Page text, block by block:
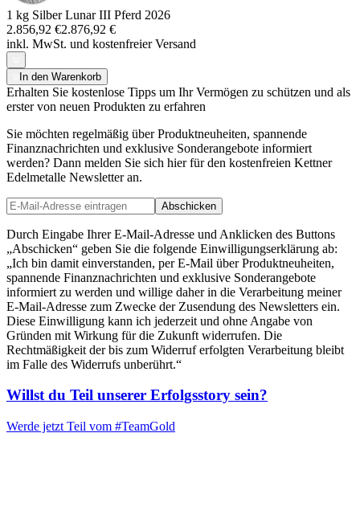
1 kg Silber Lunar III Pferd 2026
2.856,92 €2.876,92 €
inkl. MwSt. und kostenfreier Versand
In den Warenkorb
Erhalten Sie kostenlose Tipps um Ihr Vermögen zu schützen und als
erster von neuen Produkten zu erfahren
Sie möchten regelmäßig über Produktneuheiten, spannende
Finanznachrichten und exklusive Sonderangebote informiert
werden? Dann melden Sie sich hier für den kostenfreien Kettner
Edelmetalle Newsletter an.
Abschicken
Durch Eingabe Ihrer E-Mail-Adresse und Anklicken des Buttons
„Abschicken“ geben Sie die folgende Einwilligungserklärung ab:
„Ich bin damit einverstanden, per E-Mail über Produktneuheiten,
spannende Finanznachrichten und exklusive Sonderangebote
informiert zu werden und willige daher in die Verarbeitung meiner
E-Mail-Adresse zum Zwecke der Zusendung des Newsletters ein.
Diese Einwilligung kann ich jederzeit und ohne Angabe von
Gründen mit Wirkung für die Zukunft widerrufen. Die
Rechtmäßigkeit der bis zum Widerruf erfolgten Verarbeitung bleibt
im Falle des Widerrufs unberührt.“
Willst du Teil unserer Erfolgsstory sein?
Werde jetzt Teil vom #TeamGold